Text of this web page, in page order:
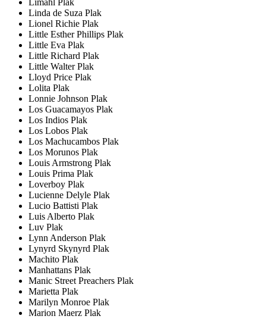
Linda de Suza Plak
Lionel Richie Plak
Little Esther Phillips Plak
Little Eva Plak
Little Richard Plak
Little Walter Plak
Lloyd Price Plak
Lolita Plak
Lonnie Johnson Plak
Los Guacamayos Plak
Los Indios Plak
Los Lobos Plak
Los Machucambos Plak
Los Morunos Plak
Louis Armstrong Plak
Louis Prima Plak
Loverboy Plak
Lucienne Delyle Plak
Lucio Battisti Plak
Luis Alberto Plak
Luv Plak
Lynn Anderson Plak
Lynyrd Skynyrd Plak
Machito Plak
Manhattans Plak
Manic Street Preachers Plak
Marietta Plak
Marilyn Monroe Plak
Marion Maerz Plak